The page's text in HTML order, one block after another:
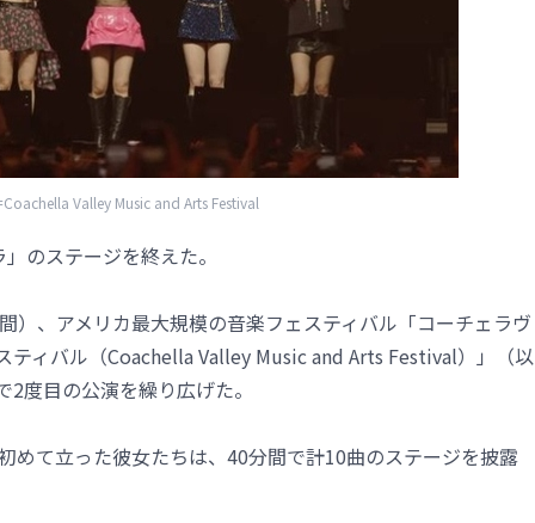
Valley Music and Arts Festival
のステージを終えた。
）、アメリカ最大規模の音楽フェスティバル「コーチェラヴ
ティバル（Coachella Valley Music and Arts Festival）」（以
度目の公演を繰り広げた。
めて立った彼女たちは、40分間で計10曲のステージを披露